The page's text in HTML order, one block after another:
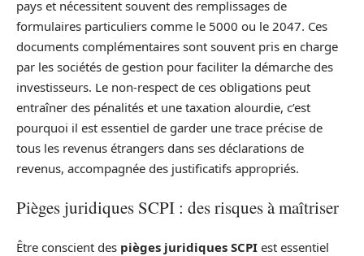
pays et nécessitent souvent des remplissages de
formulaires particuliers comme le 5000 ou le 2047. Ces
documents complémentaires sont souvent pris en charge
par les sociétés de gestion pour faciliter la démarche des
investisseurs. Le non-respect de ces obligations peut
entraîner des pénalités et une taxation alourdie, c’est
pourquoi il est essentiel de garder une trace précise de
tous les revenus étrangers dans ses déclarations de
revenus, accompagnée des justificatifs appropriés.
Pièges juridiques SCPI : des risques à maîtriser
Être conscient des pièges juridiques SCPI est essentiel